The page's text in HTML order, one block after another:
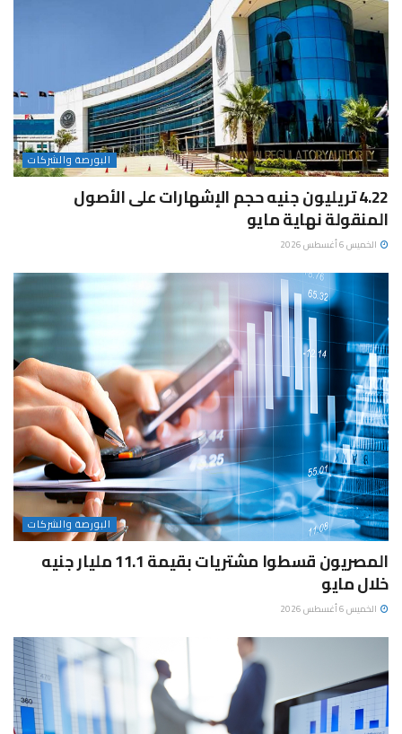
البورصة والشركات
4.22 تريليون جنيه حجم الإشهارات على الأصول
المنقولة نهاية مايو
الخميس 6 أغسطس 2026
البورصة والشركات
المصريون قسطوا مشتريات بقيمة 11.1 مليار جنيه
خلال مايو
الخميس 6 أغسطس 2026